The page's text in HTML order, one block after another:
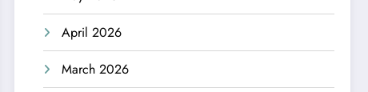
April 2026
March 2026